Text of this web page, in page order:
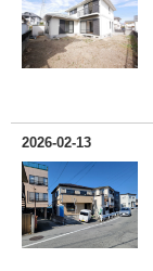
2026-02-13